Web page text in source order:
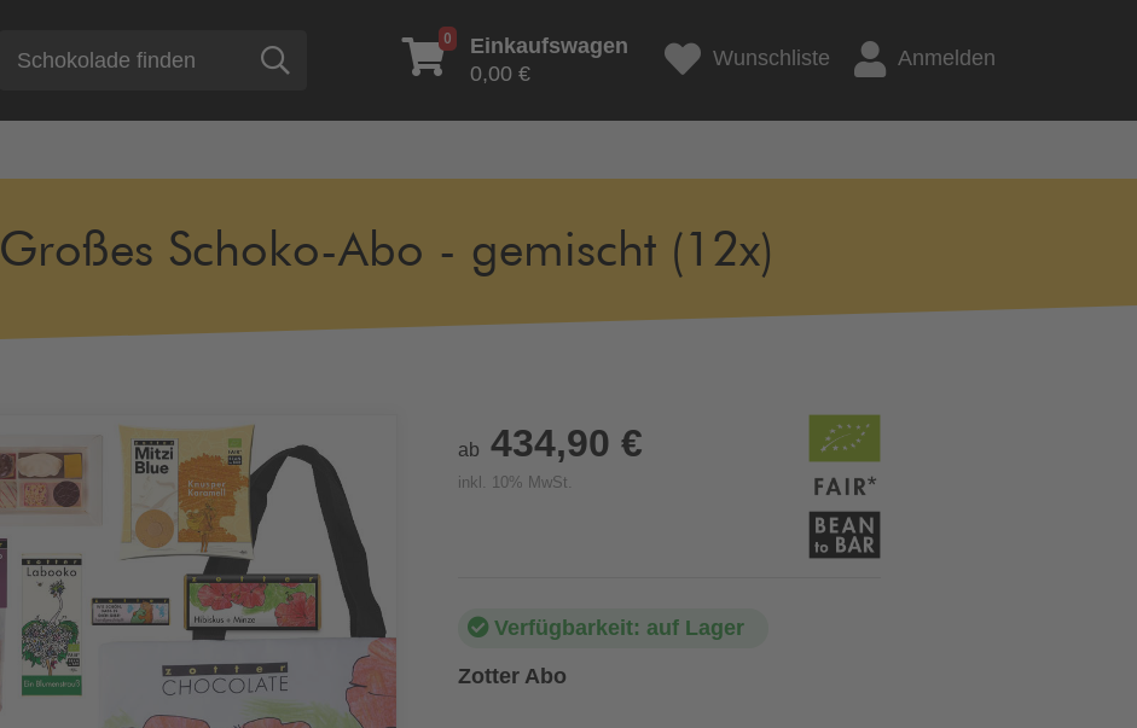
0
Einkaufswagen
0,00 €
Wunschliste Anmelden
Großes Schoko-Abo - gemischt (12x)
ab 434,90 €
inkl. 10% MwSt.
Verfügbarkeit: auf Lager
Zotter Abo